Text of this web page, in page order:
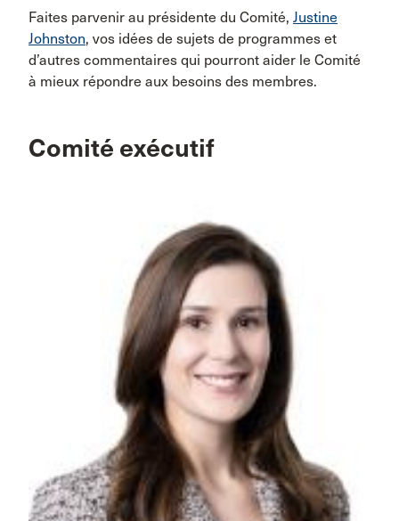
Faites parvenir au présidente du Comité, Justine
Johnston, vos idées de sujets de programmes et
d’autres commentaires qui pourront aider le Comité
à mieux répondre aux besoins des membres.
Comité exécutif